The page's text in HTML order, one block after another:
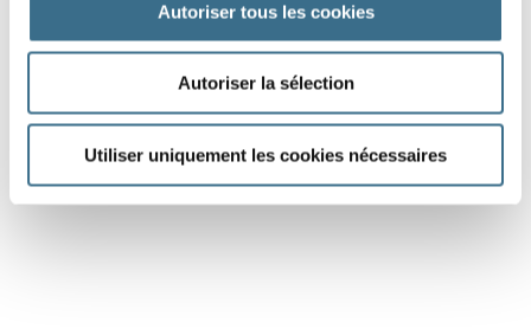
Autoriser tous les cookies
Autoriser la sélection
Utiliser uniquement les cookies nécessaires